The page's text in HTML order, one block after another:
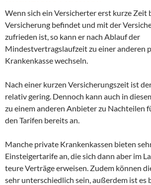
Wenn sich ein Versicherter erst kurze Zeit
Versicherung befindet und mit der
zufrieden ist, so kann er nach Ablauf der
Mindestvertragslaufzeit zu einer anderen
Krankenkasse wechseln.
Nach einer kurzen Versicherungszeit ist
relativ gering. Dennoch kann auch in
zu einem anderen Anbieter zu Nachteilen
den Tarifen bereits an.
Manche private Krankenkassen bieten
Einsteigertarife an, die sich dann aber im
teure Verträge erweisen. Zudem können
sehr unterschiedlich sein, außerdem ist es